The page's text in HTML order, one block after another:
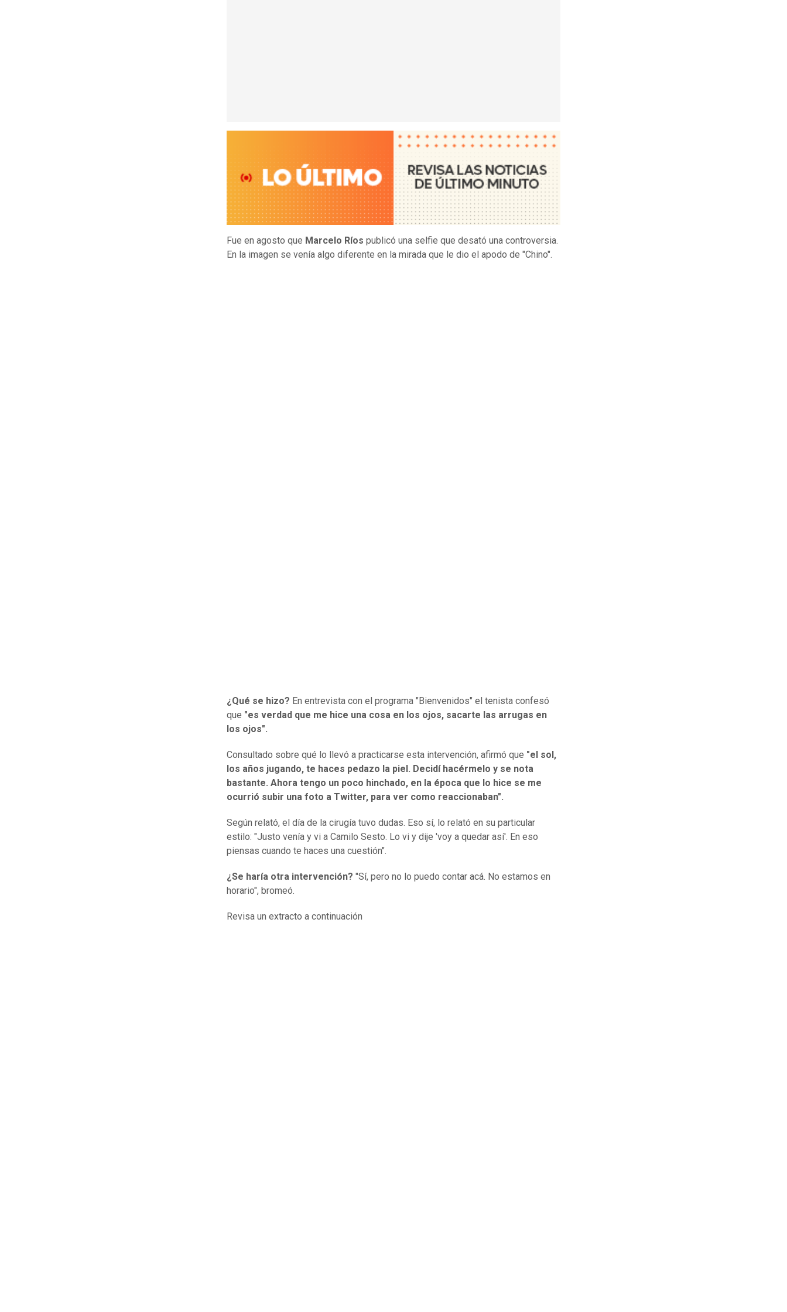
Fue en agosto que Marcelo Ríos publicó una selfie que desató una controversia.
En la imagen se venía algo diferente en la mirada que le dio el apodo de "Chino".
¿Qué se hizo? En entrevista con el programa "Bienvenidos" el tenista confesó
que "es verdad que me hice una cosa en los ojos, sacarte las arrugas en
los ojos".
Consultado sobre qué lo llevó a practicarse esta intervención, afirmó que "el sol,
los años jugando, te haces pedazo la piel. Decidí hacérmelo y se nota
bastante. Ahora tengo un poco hinchado, en la época que lo hice se me
ocurrió subir una foto a Twitter, para ver como reaccionaban".
Según relató, el día de la cirugía tuvo dudas. Eso sí, lo relató en su particular
estilo: "Justo venía y vi a Camilo Sesto. Lo vi y dije 'voy a quedar así'. En eso
piensas cuando te haces una cuestión".
¿Se haría otra intervención? "Sí, pero no lo puedo contar acá. No estamos en
horario", bromeó.
Revisa un extracto a continuación